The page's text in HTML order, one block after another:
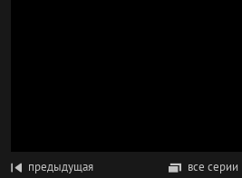
предыдущая все серии